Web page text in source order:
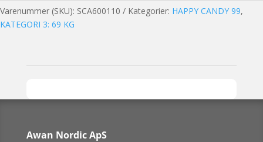
Varenummer (SKU): SCA600110 Kategorier: HAPPY CANDY 99,
KATEGORI 3: 69 KG
Awan Nordic ApS